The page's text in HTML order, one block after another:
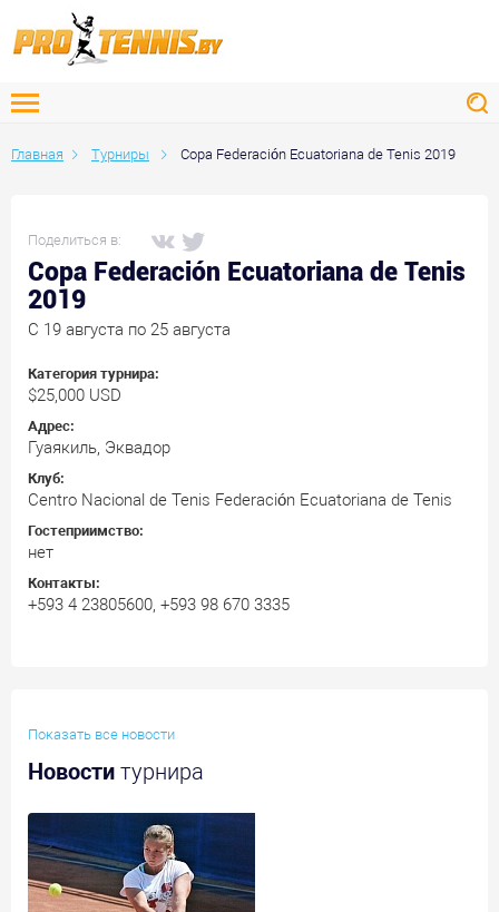
Главная Турниры Copa Federación Ecuatoriana de Tenis 2019
Поделиться в:
Copa Federación Ecuatoriana de Tenis
2019
C 19 августа по 25 августа
Категория турнира:
$25,000 USD
Адрес:
Гуаякиль, Эквадор
Клуб:
Centro Nacional de Tenis Federación Ecuatoriana de Tenis
Гостеприимство:
нет
Контакты:
+593 4 23805600, +593 98 670 3335
Показать все новости
Новости турнира